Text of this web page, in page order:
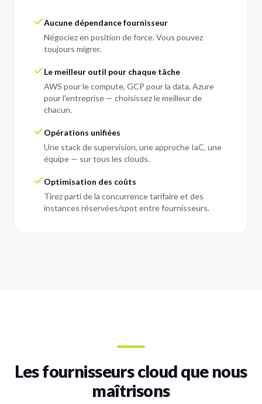
Aucune dépendance fournisseur
Négociez en position de force. Vous pouvez
toujours migrer.
Le meilleur outil pour chaque tâche
AWS pour le compute, GCP pour la data, Azure
pour l'entreprise — choisissez le meilleur de
chacun.
Opérations unifiées
Une stack de supervision, une approche IaC, une
équipe — sur tous les clouds.
Optimisation des coûts
Tirez parti de la concurrence tarifaire et des
instances réservées/spot entre fournisseurs.
Les fournisseurs cloud que nous
maîtrisons